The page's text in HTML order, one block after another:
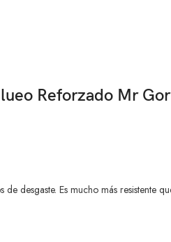
Reforzado Mr
desgaste. Es mucho más resistente